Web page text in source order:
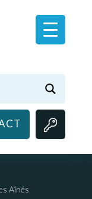
Aînés